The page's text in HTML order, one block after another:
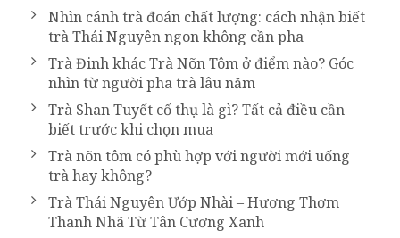
Nhìn cánh trà đoán chất lượng: cách nhận biết
trà Thái Nguyên ngon không cần pha
Trà Đinh khác Trà Nõn Tôm ở điểm nào? Góc
nhìn từ người pha trà lâu năm
Trà Shan Tuyết cổ thụ là gì? Tất cả điều cần
biết trước khi chọn mua
Trà nõn tôm có phù hợp với người mới uống
trà hay không?
Trà Thái Nguyên Ướp Nhài – Hương Thơm
Thanh Nhã Từ Tân Cương Xanh